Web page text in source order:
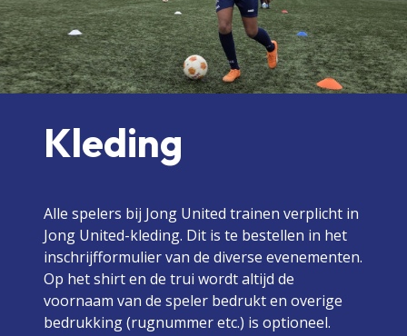
Kleding
Alle spelers bij Jong United trainen verplicht in
Jong United-kleding. Dit is te bestellen in het
inschrijfformulier van de diverse evenementen.
Op het shirt en de trui wordt altijd de
voornaam van de speler bedrukt en overige
bedrukking (rugnummer etc.) is optioneel.